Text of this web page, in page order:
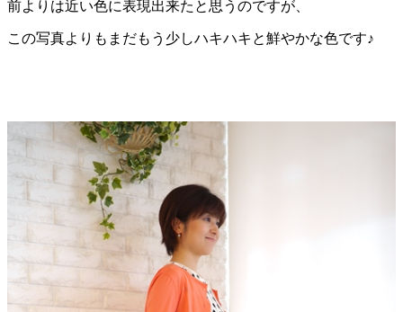
前よりは近い色に表現出来たと思うのですが、
この写真よりもまだもう少しハキハキと鮮やかな色です♪